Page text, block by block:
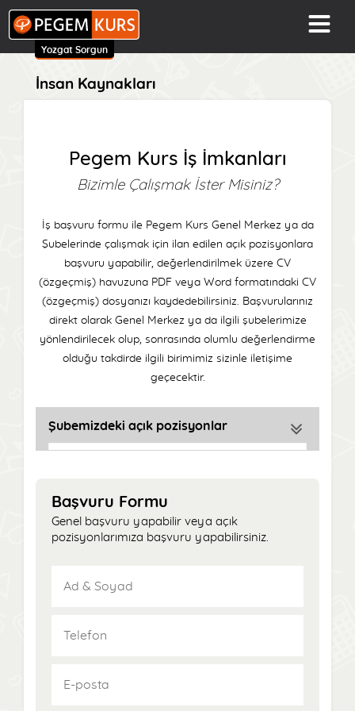
Yozgat Sorgun
İnsan Kaynakları
Pegem Kurs İş İmkanları
Bizimle Çalışmak İster Misiniz?
İş başvuru formu ile Pegem Kurs Genel Merkez ya da
Şubelerinde çalışmak için ilan edilen açık pozisyonlara
başvuru yapabilir, değerlendirilmek üzere CV
(özgeçmiş) havuzuna PDF veya Word formatındaki CV
(özgeçmiş) dosyanızı kaydedebilirsiniz. Başvurularınız
direkt olarak Genel Merkez ya da ilgili şubelerimize
yönlendirilecek olup, sonrasında olumlu değerlendirme
olduğu takdirde ilgili birimimiz sizinle iletişime
geçecektir.
Şubemizdeki açık pozisyonlar
Başvuru Formu
Genel başvuru yapabilir veya açık
pozisyonlarımıza başvuru yapabilirsiniz.